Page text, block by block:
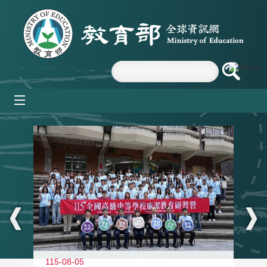
跳到主要內容區塊
:::
115-08-05